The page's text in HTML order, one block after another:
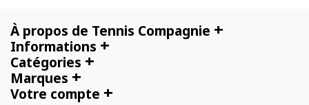
À propos de Tennis Compagnie +
Informations +
Catégories +
Marques +
Votre compte +